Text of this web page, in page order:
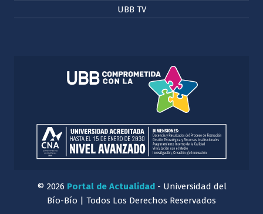
UBB TV
© 2026 Portal de Actualidad- Universidad del
Bío-Bío | Todos Los Derechos Reservados